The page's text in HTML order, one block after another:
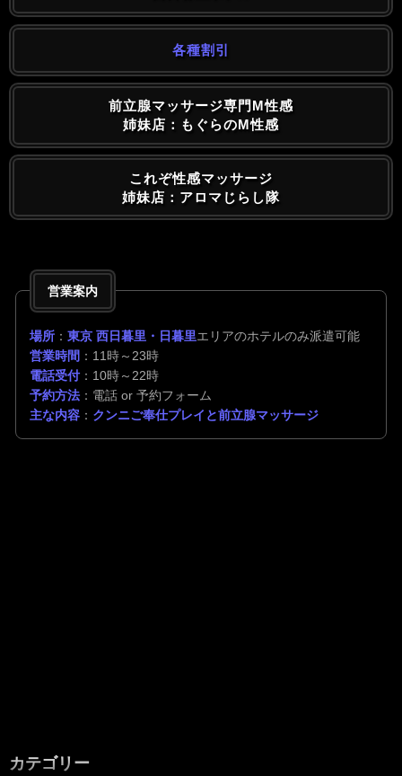
各種割引
前立腺マッサージ専門M性感
姉妹店：もぐらのM性感
これぞ性感マッサージ
姉妹店：アロマじらし隊
営業案内
場所 ： 東京 西日暮里・日暮里エリアのホテルのみ派遣可能
営業時間 ：11時～23時
電話受付：10時～22時
予約方法 ：電話 or 予約フォーム
主な内容 ： クンニご奉仕プレイと前立腺マッサージ
カテゴリー